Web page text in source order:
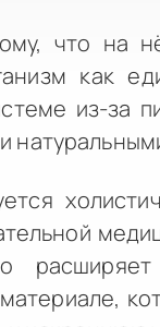
что на
как
из-за